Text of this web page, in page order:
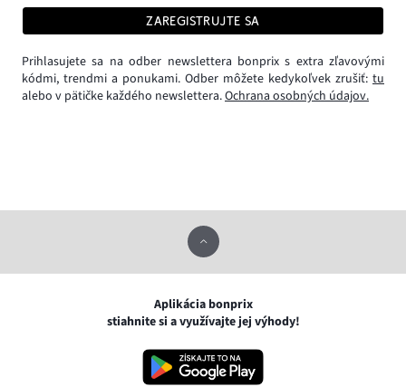
ZAREGISTRUJTE SA
Prihlasujete sa na odber newslettera bonprix s extra zľavovými
kódmi, trendmi a ponukami. Odber môžete kedykoľvek zrušiť: tu
alebo v pätičke každého newslettera.Ochrana osobných údajov.
Aplikácia bonprix
stiahnite si a využívajte jej výhody!